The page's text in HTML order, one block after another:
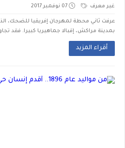
غير معرف 07 نوفمبر 2017
عرفت ثاني محطة لمهرجان إفريقيا للضحك،
بمدينة مراكش، إقبالا جماهيريا كبيرا. فقد تجاوز
أقراء المزيد